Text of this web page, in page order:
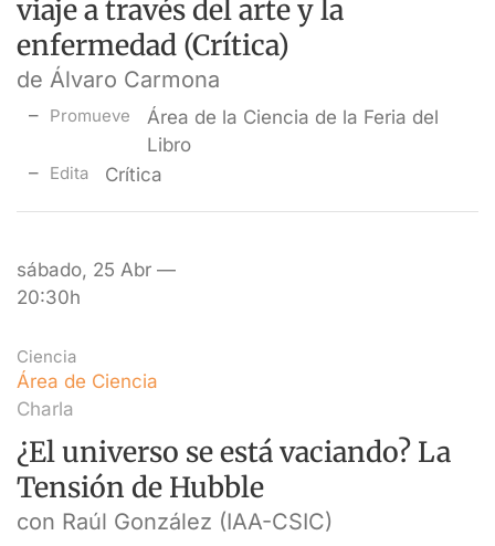
viaje a través del arte y la
enfermedad (Crítica)
de Álvaro Carmona
Promueve
Área de la Ciencia de la Feria del
Libro
Edita Crítica
sábado, 25 Abr —
20:30h
Ciencia
Área de Ciencia
Charla
¿El universo se está vaciando? La
Tensión de Hubble
con Raúl González (IAA-CSIC)